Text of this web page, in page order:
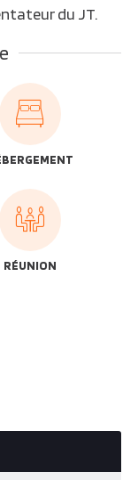
du JT.
RÉUNION